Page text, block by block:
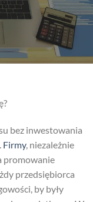
bez inwestowania
Firmy, niezależnie
promowanie
przedsiębiorca
by były